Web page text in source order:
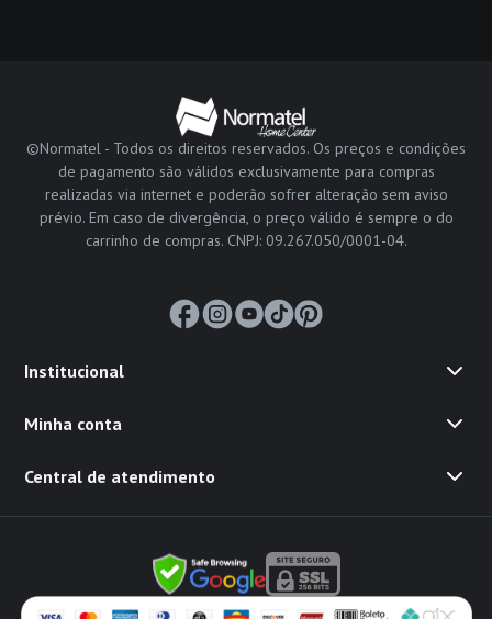
©Normatel - Todos os direitos reservados. Os preços e condições
de pagamento são válidos exclusivamente para compras
realizadas via internet e poderão sofrer alteração sem aviso
prévio. Em caso de divergência, o preço válido é sempre o do
carrinho de compras. CNPJ: 09.267.050/0001-04.
Institucional
Minha conta
Central de atendimento